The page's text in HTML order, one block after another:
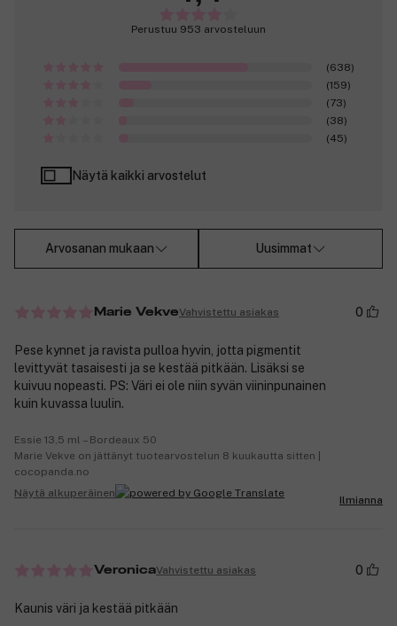
Perustuu 953 arvosteluun
(638)
(159)
(73)
(38)
(45)
Näytä kaikki arvostelut
Arvosanan mukaan Uusimmat
Marie VekveVahvistettu asiakas 0
Pese kynnet ja ravista pulloa hyvin, jotta pigmentit
levittyvät tasaisesti ja se kestää pitkään. Lisäksi se
kuivuu nopeasti. PS: Väri ei ole niin syvän viininpunainen
kuin kuvassa luulin.
Essie 13,5 ml – Bordeaux 50
Marie Vekve on jättänyt tuotearvostelun 8 kuukautta sitten |
cocopanda.no
Näytä alkuperäinen
Ilmianna
VeronicaVahvistettu asiakas 0
Kaunis väri ja kestää pitkään